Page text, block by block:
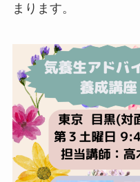
まります。